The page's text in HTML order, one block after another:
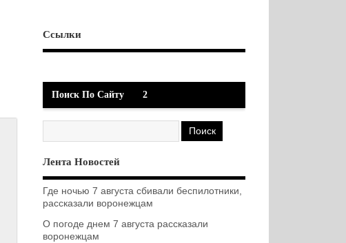
Ссылки
Поиск По Сайту 2
Лента Новостей
Где ночью 7 августа сбивали беспилотники,
рассказали воронежцам
О погоде днем 7 августа рассказали
воронежцам